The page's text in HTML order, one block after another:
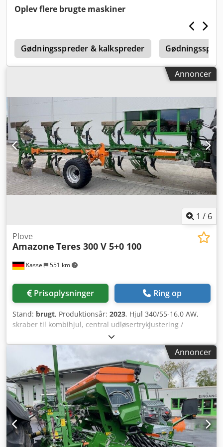
takket anlægsbeskytter, 1 sæt / kropsmontering med
Dcedpfet A Udyex Ah Rsk
Oplev flere brugte maskiner
Gødningsspreder & kalkspreder
Annoncer
1 / 6
Kassel 551 km
Plove
Amazone Teres 300 V 5+0 100
Prisoplysninger Ring op
Stand: brugt, Produktionsår: 2023, Hjul 340/55-16.0 AW,
skraber til kombihjul, central udløsertrykjustering /
plovkrop STU 40, skærblad 430, HD-skærspids, skiveskær Ø
500 tandet, 1 stk / tandet, forberedt til belysning /
Dcedpfot Eay Eox Ah Rek
Annoncer